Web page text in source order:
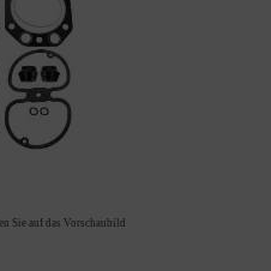
Sie auf das Vorschaubild